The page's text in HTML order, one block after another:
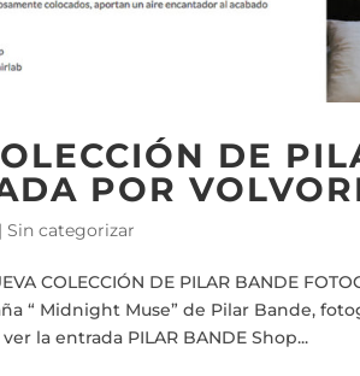
DE
POR
|Sin categorizar
COLECCIÓN DE PILAR BANDE
“ Midnight Muse” de Pilar Bande,
la entrada PILAR BANDE Shop...